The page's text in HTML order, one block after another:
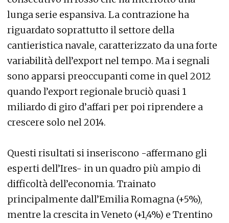
lunga serie espansiva. La contrazione ha
riguardato soprattutto il settore della
cantieristica navale, caratterizzato da una forte
variabilità dell’export nel tempo. Ma i segnali
sono apparsi preoccupanti come in quel 2012
quando l’export regionale bruciò quasi 1
miliardo di giro d’affari per poi riprendere a
crescere solo nel 2014.
Questi risultati si inseriscono -affermano gli
esperti dell’Ires- in un quadro più ampio di
difficoltà dell’economia. Trainato
principalmente dall’Emilia Romagna (+5%),
mentre la crescita in Veneto (+1,4%) e Trentino